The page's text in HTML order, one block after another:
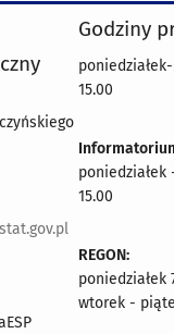
Godziny
15.00
poniedziałek
15.00
REGON:
poniedziałek
wtorek -